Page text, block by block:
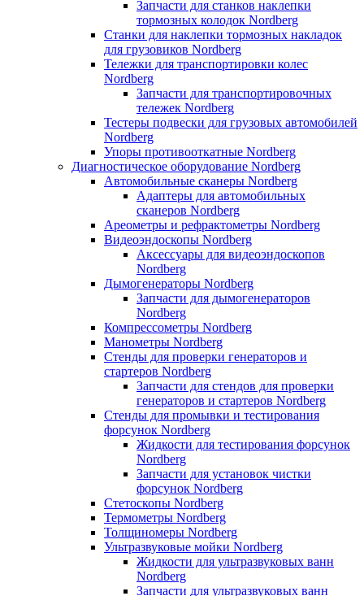
Запчасти для станков наклепки
тормозных колодок Nordberg
Станки для наклепки тормозных накладок
для грузовиков Nordberg
Тележки для транспортировки колес
Nordberg
Запчасти для транспортировочных
тележек Nordberg
Тестеры подвески для грузовых автомобилей
Nordberg
Упоры противооткатные Nordberg
Диагностическое оборудование Nordberg
Автомобильные сканеры Nordberg
Адаптеры для автомобильных
сканеров Nordberg
Ареометры и рефрактометры Nordberg
Видеоэндоскопы Nordberg
Аксессуары для видеоэндоскопов
Nordberg
Дымогенераторы Nordberg
Запчасти для дымогенераторов
Nordberg
Компрессометры Nordberg
Манометры Nordberg
Стенды для проверки генераторов и
стартеров Nordberg
Запчасти для стендов для проверки
генераторов и стартеров Nordberg
Стенды для промывки и тестирования
форсунок Nordberg
Жидкости для тестирования форсунок
Nordberg
Запчасти для установок чистки
форсунок Nordberg
Стетоскопы Nordberg
Термометры Nordberg
Толщиномеры Nordberg
Ультразвуковые мойки Nordberg
Жидкости для ультразвуковых ванн
Nordberg
Запчасти для ультразвуковых ванн